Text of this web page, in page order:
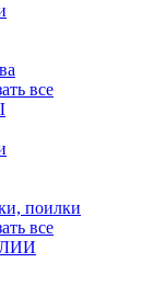
все
поилки
все